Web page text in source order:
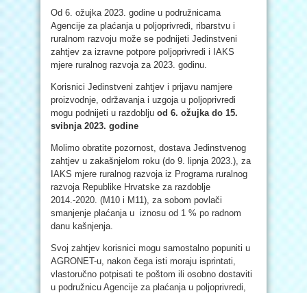
Od 6. ožujka 2023. godine u podružnicama
Agencije za plaćanja u poljoprivredi, ribarstvu i
ruralnom razvoju može se podnijeti Jedinstveni
zahtjev za izravne potpore poljoprivredi i IAKS
mjere ruralnog razvoja za 2023. godinu.
Korisnici Jedinstveni zahtjev i prijavu namjere
proizvodnje, održavanja i uzgoja u poljoprivredi
mogu podnijeti u razdoblju od 6. ožujka do 15.
svibnja 2023. godine
Molimo obratite pozornost, dostava Jedinstvenog
zahtjev u zakašnjelom roku (do 9. lipnja 2023.), za
IAKS mjere ruralnog razvoja iz Programa ruralnog
razvoja Republike Hrvatske za razdoblje
2014.-2020. (M10 i M11), za sobom povlači
smanjenje plaćanja u iznosu od 1 % po radnom
danu kašnjenja.
Svoj zahtjev korisnici mogu samostalno popuniti u
AGRONET-u, nakon čega isti moraju isprintati,
vlastoručno potpisati te poštom ili osobno dostaviti
u podružnicu Agencije za plaćanja u poljoprivredi,